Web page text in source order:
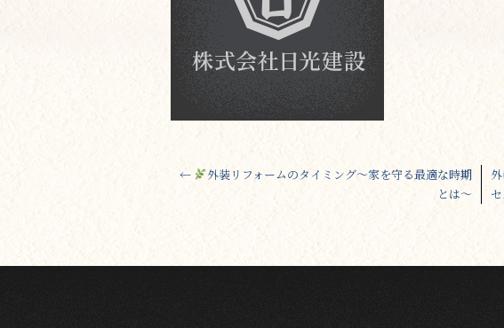
←
外装リフォームのタイミング～家を守る最適な時期
とは～